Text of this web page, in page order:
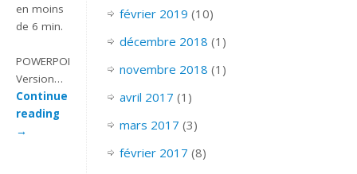
en moins
de 6 min.
POWERPOINT_2007_EX_JACK_SHADOW
Version…
Continue
reading
→
février 2019 (10)
décembre 2018 (1)
novembre 2018 (1)
avril 2017 (1)
mars 2017 (3)
février 2017 (8)